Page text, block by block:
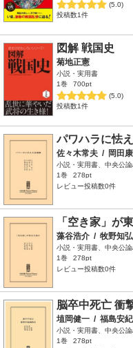
(5.0)
投稿数1件
図解 戦国史
菊地正憲
小説・実用書
1巻
700pt
(5.0)
投稿数1件
パワハラに怯
佐々木常夫 / 岡田
小説・実用書、中央公
1巻
278pt
レビュー投稿数0件
「空き家」が
藻谷浩介 / 牧野知弘
小説・実用書、中央公
1巻
278pt
レビュー投稿数0件
脳卒中死亡 衝
埴岡健一 / 福島安紀
小説・実用書、中央公
1巻
278pt